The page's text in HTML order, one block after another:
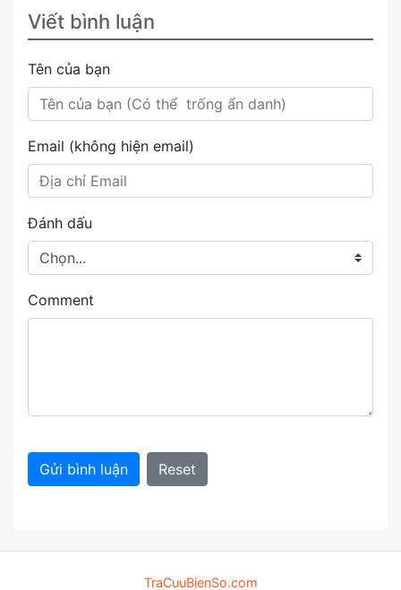
Viết bình luận
Tên của bạn
Email (không hiện email)
Đánh dấu
Comment
Gửi bình luận Reset
TraCuuBienSo.com